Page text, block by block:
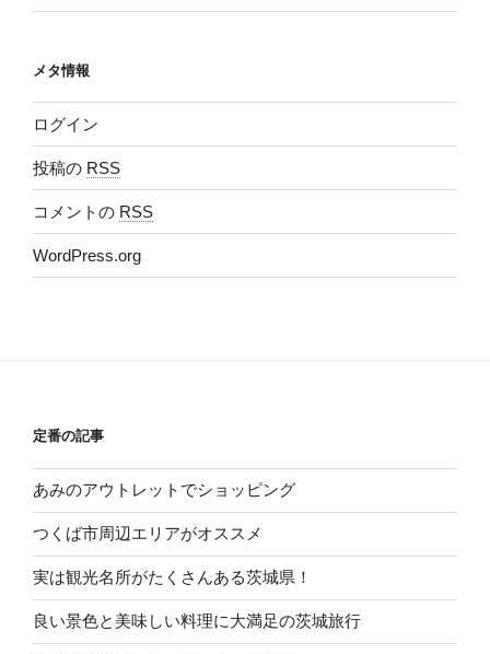
メタ情報
ログイン
投稿の RSS
コメントの RSS
WordPress.org
定番の記事
あみのアウトレットでショッピング
つくば市周辺エリアがオススメ
実は観光名所がたくさんある茨城県！
良い景色と美味しい料理に大満足の茨城旅行